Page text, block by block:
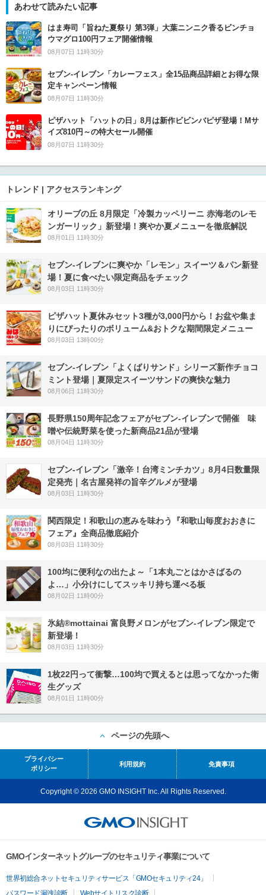
あわせて読みたい記事
はま寿司「旨ねた夏祭り 第3弾」大葉ニンニク香るビンチョ
ウマグロ100円フェア開催情報
08月07日 11時30分
セブン‐イレブン「カレーフェス」全15品商品詳細とお得な限
定キャンペーン情報
08月07日 11時30分
ピザハット「ハットの日」8月は新作ビビンバピザ登場！Mサ
イズ810円～の特大セール開催
08月07日 11時30分
トレンド | アクセスランキング
オリーブの丘 8月限定「冷製カッペリーニ 赤海老のレモ
ンガーリック」新登場！爽やか夏メニューを徹底解説
08月01日 11時30分
セブン‐イレブンに爽やか「レモン」スイーツ＆パン新登
場！夏に食べたい限定商品をチェック
08月03日 11時30分
ピザハット夏休みセット3種が3,000円から！お盆や集ま
りにぴったりのボリューム&おトクな期間限定メニュー
08月03日 13時00分
セブン‐イレブン「よくばりサンド」シリーズ新作チョコ
ミント登場｜夏限定スイーツサンドの爽快な魅力
08月06日 11時30分
長野県150周年記念フェアがセブン-イレブンで開催 味
噌や伝統野菜を使った新商品21品が登場
08月04日 11時30分
セブン-イレブン「激辛！台湾ミンチカツ」8月4日数量限
定発売｜名古屋発祥の旨辛グルメが登場
08月03日 11時30分
関西限定！和歌山の恵みを味わう『和歌山毎度おおきに
フェア』全商品徹底紹介
08月03日 11時30分
100均に便利なの出たよ～「1本丸ごとはかさばるの
よ…」小分けにしてスッキリ持ち運べる板
08月02日 11時00分
氷結®mottainai 富良野メロンがセブン‐イレブン限定で
新登場！
08月03日 11時30分
1枚22円って衝撃…100均で買えるとは思ってなかった衛
生グッズ
08月01日 11時00分
ページの先頭へ
プライバシー
ポリシー
利用規約 免責事項
Copyright © 2026 GMO INSIGHT Inc. All Rights Reserved.
GMOインターネットグループのセキュリティ事業について
世界初総合ネットセキュリティサービス「GMOセキュリティ24」